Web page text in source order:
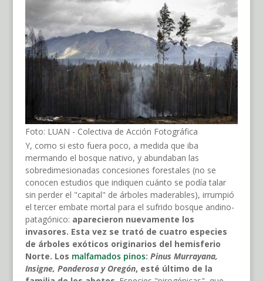
Foto: LUAN - Colectiva de Acción Fotográfica
Y, como si esto fuera poco, a medida que iba
mermando el bosque nativo, y abundaban las
sobredimesionadas concesiones forestales (no se
conocen estudios que indiquen cuánto se podía talar
sin perder el "capital" de árboles maderables), irrumpió
el tercer embate mortal para el sufrido bosque andino-
patagónico: aparecieron nuevamente los
invasores. Esta vez se trató de cuatro especies
de árboles exóticos originarios del hemisferio
Norte. Los malfamados pinos: Pinus Murrayana,
Insigne, Ponderosa y Oregón, esté último de la